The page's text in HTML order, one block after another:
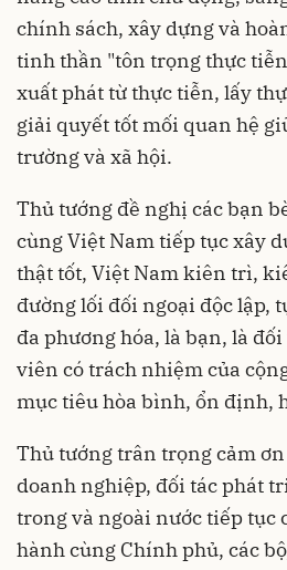
chính sách, xây dựng và
tinh thần "tôn trọng thực
xuất phát từ thực tiễn, lấy
giải quyết tốt mối quan hệ
trường và xã hội.
Thủ tướng đề nghị các bạn
cùng Việt Nam tiếp tục xây
thật tốt, Việt Nam kiên trì,
đường lối đối ngoại độc lập,
đa phương hóa, là bạn, là
viên có trách nhiệm của
mục tiêu hòa bình, ổn định,
Thủ tướng trân trọng cảm
doanh nghiệp, đối tác phát
trong và ngoài nước tiếp tục
hành cùng Chính phủ, các